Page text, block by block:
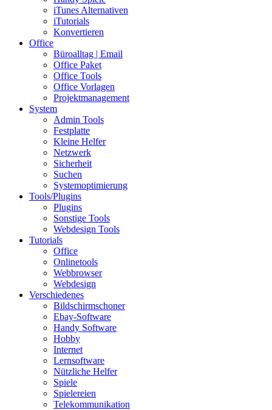
iTunes Alternativen
iTutorials
Konvertieren
Office
Büroalltag | Email
Office Paket
Office Tools
Office Vorlagen
Projektmanagement
System
Admin Tools
Festplatte
Kleine Helfer
Netzwerk
Sicherheit
Suchen
Systemoptimierung
Tools/Plugins
Plugins
Sonstige Tools
Webdesign Tools
Tutorials
Office
Onlinetools
Webbrowser
Webdesign
Verschiedenes
Bildschirmschoner
Ebay-Software
Handy Software
Hobby
Internet
Lernsoftware
Nützliche Helfer
Spiele
Spielereien
Telekommunikation